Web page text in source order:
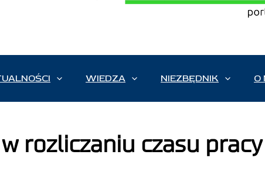
WIEDZA NIEZBĘDNIK O
rozliczaniu czasu